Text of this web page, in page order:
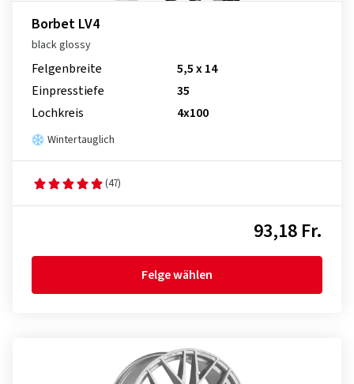
Borbet LV4
black glossy
Felgenbreite
5,5 x 14
Einpresstiefe
35
Lochkreis
4x100
Wintertauglich
(47)
93,18 Fr.
Felge wählen